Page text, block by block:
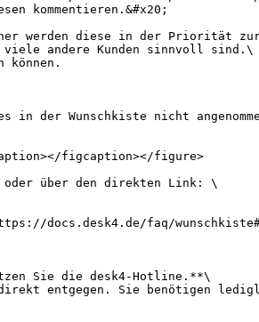
kommentieren.&#x20;
werden diese in der Priorität
andere Kunden sinnvoll sind.\
können.
der Wunschkiste nicht
figcaption></figure>
oder über den direkten Link: \
docs.desk4.de/faq/
Sie die desk4-Hotline.**\
entgegen. Sie benötigen